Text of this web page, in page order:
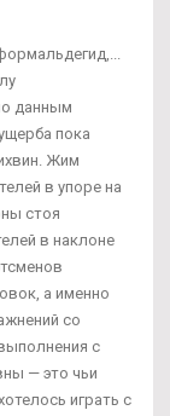
данным
пока
Жим
в упоре на
стоя
в наклоне
а именно
со
с
— это чьи
играть с